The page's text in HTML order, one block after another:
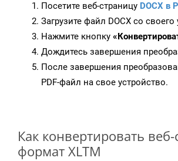
Посетите веб-страницу DOCX в
Загрузите файл DOCX со своего
Нажмите кнопку
Дождитесь завершения
После завершения
PDF-файл на свое устройство.
Как конвертировать
формат XLTM